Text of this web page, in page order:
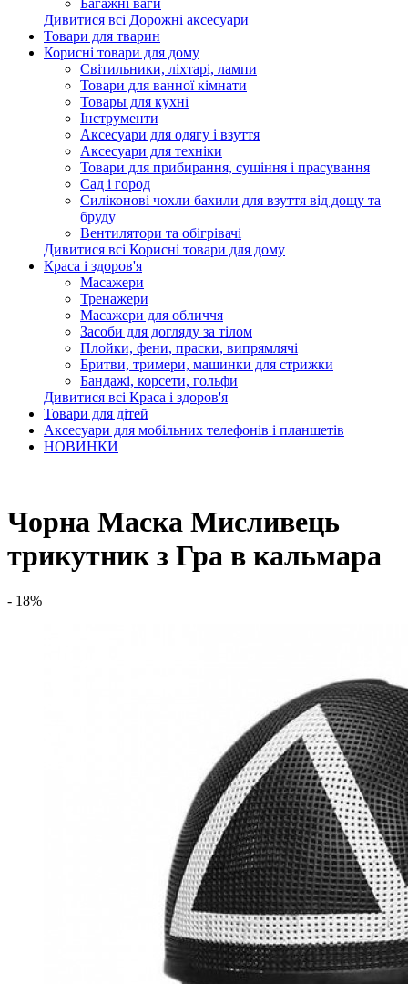
Дивитися всі Дорожні аксесуари
Товари для тварин
Корисні товари для дому
Світильники, ліхтарі, лампи
Товари для ванної кімнати
Товары для кухні
Інструменти
Аксесуари для одягу і взуття
Аксесуари для техніки
Товари для прибирання, сушіння і прасування
Сад і город
Силіконові чохли бахили для взуття від дощу та
бруду
Вентилятори та обігрівачі
Дивитися всі Корисні товари для дому
Краса і здоров'я
Масажери
Тренажери
Масажери для обличчя
Засоби для догляду за тілом
Плойки, фени, праски, випрямлячі
Бритви, тримери, машинки для стрижки
Бандажі, корсети, гольфи
Дивитися всі Краса і здоров'я
Товари для дітей
Аксесуари для мобільних телефонів і планшетів
НОВИНКИ
Чорна Маска Мисливець
трикутник з Гра в кальмара
- 18%